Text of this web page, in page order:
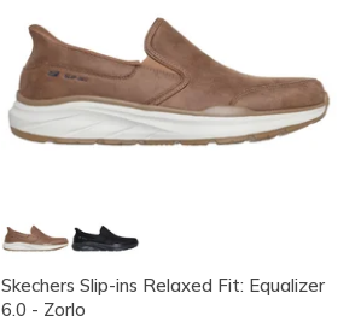
Skechers Slip-ins Relaxed Fit: Equalizer
6.0 - Zorlo